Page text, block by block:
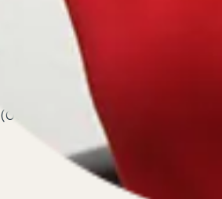
(ООО ЭЛКОМ, ИНН 6670334641, ОГРН